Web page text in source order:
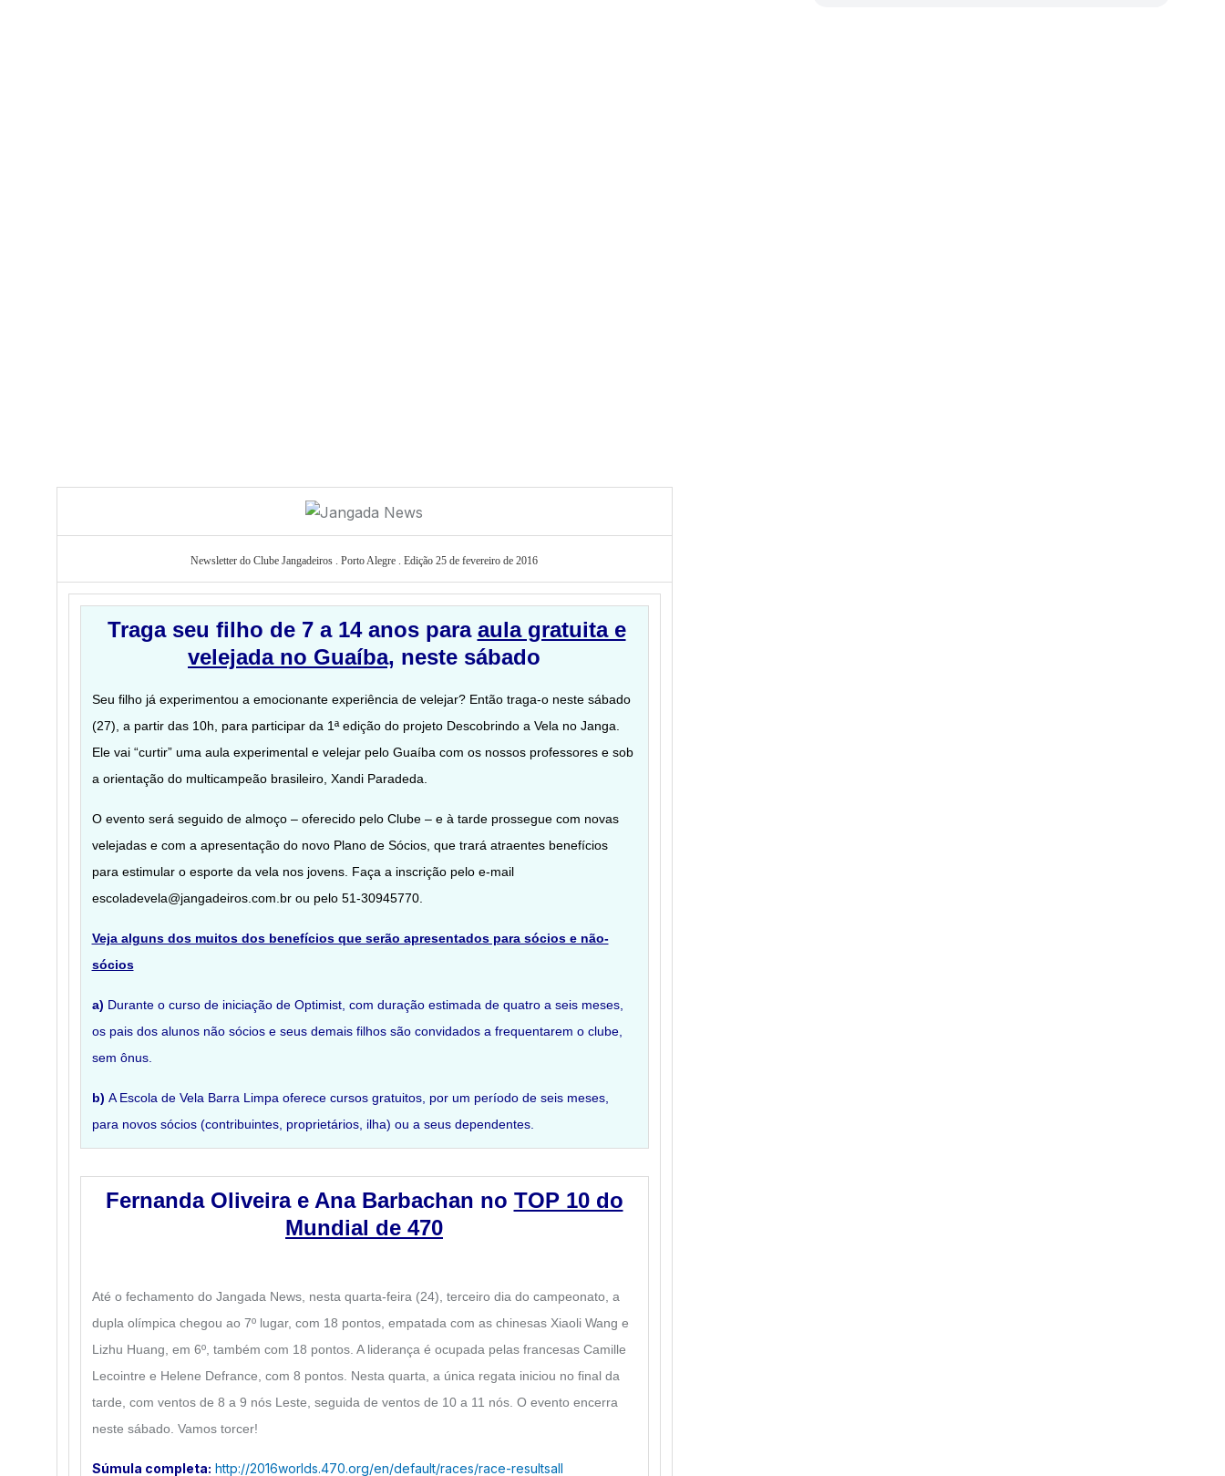
Newsletter do Clube Jangadeiros . Porto Alegre . Edição 25 de fevereiro de 2016
Traga seu filho de 7 a 14 anos para aula gratuita e
velejada no Guaíba, neste sábado
Seu filho já experimentou a emocionante experiência de velejar? Então traga-o neste sábado
(27), a partir das 10h, para participar da 1ª edição do projeto Descobrindo a Vela no Janga.
Ele vai “curtir” uma aula experimental e velejar pelo Guaíba com os nossos professores e sob
a orientação do multicampeão brasileiro, Xandi Paradeda.
O evento será seguido de almoço – oferecido pelo Clube – e à tarde prossegue com novas
velejadas e com a apresentação do novo Plano de Sócios, que trará atraentes benefícios
para estimular o esporte da vela nos jovens. Faça a inscrição pelo e-mail
escoladevela@jangadeiros.com.br ou pelo 51-30945770.
Veja alguns dos muitos dos benefícios que serão apresentados para sócios e não-
sócios
a) Durante o curso de iniciação de Optimist, com duração estimada de quatro a seis meses,
os pais dos alunos não sócios e seus demais filhos são convidados a frequentarem o clube,
sem ônus.
b) A Escola de Vela Barra Limpa oferece cursos gratuitos, por um período de seis meses,
para novos sócios (contribuintes, proprietários, ilha) ou a seus dependentes.
Fernanda Oliveira e Ana Barbachan no TOP 10 do
Mundial de 470
Até o fechamento do Jangada News, nesta quarta-feira (24), terceiro dia do campeonato, a
dupla olímpica chegou ao 7º lugar, com 18 pontos, empatada com as chinesas Xiaoli Wang e
Lizhu Huang, em 6º, também com 18 pontos. A liderança é ocupada pelas francesas Camille
Lecointre e Helene Defrance, com 8 pontos. Nesta quarta, a única regata iniciou no final da
tarde, com ventos de 8 a 9 nós Leste, seguida de ventos de 10 a 11 nós. O evento encerra
neste sábado. Vamos torcer!
Súmula completa: http://2016worlds.470.org/en/default/races/race-resultsall